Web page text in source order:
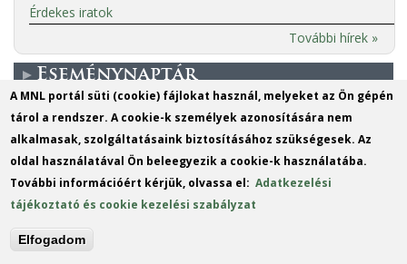
Érdekes iratok
További hírek »
Eseménynaptár
More events
MO
TU WE TH FR SA
SU
3
A MNL portál süti (cookie) fájlokat használ, melyeket az Ön gépén
tárol a rendszer. A cookie-k személyek azonosítására nem
alkalmasak, szolgáltatásaink biztosításához szükségesek. Az
oldal használatával Ön beleegyezik a cookie-k használatába.
További információért kérjük, olvassa el:Adatkezelési
tájékoztató és cookie kezelési szabályzat
Elfogadom